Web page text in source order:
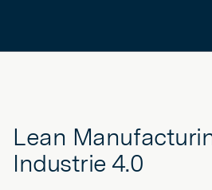
Lean
Industrie 4.0